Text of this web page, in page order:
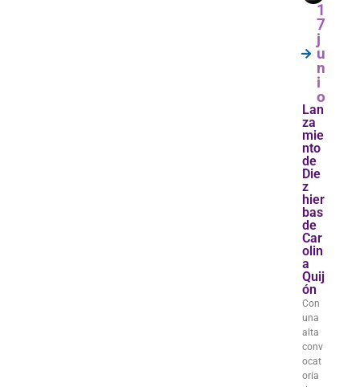
1
7
j
u
n
i
o
Lan
za
mie
nto
de
Die
z
hier
bas
de
Car
olin
a
Quij
ón
Con
una
alta
conv
ocat
oria